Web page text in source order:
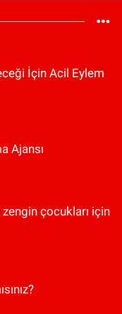
İçin Acil Eylem
Ajansı
çocukları için